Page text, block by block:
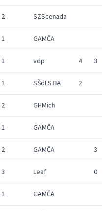
2 SZScenada
1 GAMČA
1 vdp 4 3
1 SŠdLS BA 2
2 GHMich
1 GAMČA
2 GAMČA 3
3 Leaf 0
1 GAMČA